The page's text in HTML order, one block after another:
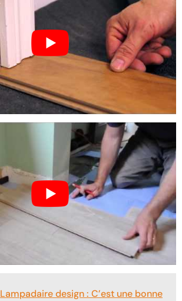
Lampadaire design : C’est une bonne